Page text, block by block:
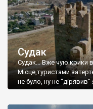
Судак
Судак... Вже чую крики
Місце,туристами
не було, ну не "дірявив"